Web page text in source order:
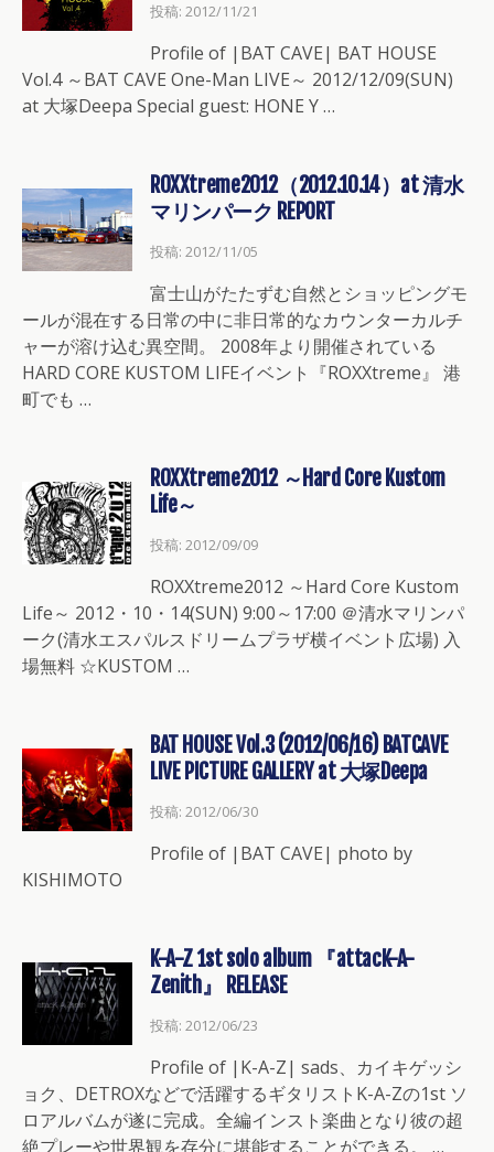
投稿: 2012/11/21
Profile of |BAT CAVE| BAT HOUSE
Vol.4 ～BAT CAVE One-Man LIVE～ 2012/12/09(SUN)
at 大塚Deepa Special guest: HONE Y …
ROXXtreme2012（2012.10.14）at 清水
マリンパーク REPORT
投稿: 2012/11/05
富士山がたたずむ自然とショッピングモ
ールが混在する日常の中に非日常的なカウンターカルチ
ャーが溶け込む異空間。 2008年より開催されている
HARD CORE KUSTOM LIFEイベント『ROXXtreme』 港
町でも …
ROXXtreme2012 ～Hard Core Kustom
Life～
投稿: 2012/09/09
ROXXtreme2012 ～Hard Core Kustom
Life～ 2012・10・14(SUN) 9:00～17:00 ＠清水マリンパ
ーク(清水エスパルスドリームプラザ横イベント広場) 入
場無料 ☆KUSTOM …
BAT HOUSE Vol.3 (2012/06/16) BATCAVE
LIVE PICTURE GALLERY at 大塚Deepa
投稿: 2012/06/30
Profile of |BAT CAVE| photo by
KISHIMOTO
K-A-Z 1st solo album 『attacK-A-
Zenith』 RELEASE
投稿: 2012/06/23
Profile of |K-A-Z| sads、カイキゲッシ
ョク、DETROXなどで活躍するギタリストK-A-Zの1st ソ
ロアルバムが遂に完成。全編インスト楽曲となり彼の超
絶プレーや世界観を存分に堪能することができる。 …